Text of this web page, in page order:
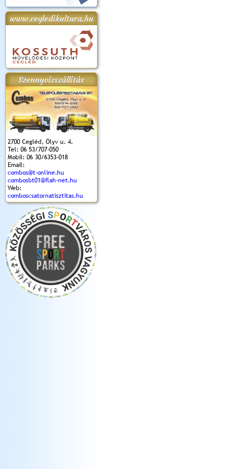
www.cegledikultura.hu
Szennyvízszállítás
2700 Cegléd, Ölyv u. 4.
Tel: 06 53/707-050
Mobil: 06 30/6353-018
Email:
combos@t-online.hu
combosbt01@flah-net.hu
Web:
comboscsatornatisztitas.hu
2018.
Kossuth Toborzó
Ünnepély
Szent István Ünnepe
(2017. 08. 20.)